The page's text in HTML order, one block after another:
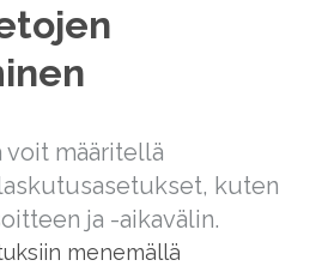
määritellä
kuten
ja -aikavälin.
menemällä